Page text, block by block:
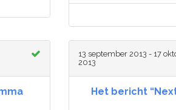
13 september 2013 - 17
2013
Het bericht